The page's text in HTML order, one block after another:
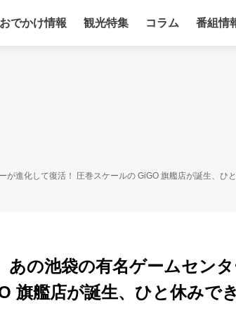
おでかけ情報 観光特集 コラム 番組情
進化して復活！ 圧巻スケールの GiGO 旗艦店が誕生、ひ
あの池袋の有名ゲームセン
旗艦店が誕生、ひと休みで